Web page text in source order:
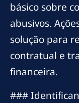
básico sobre
abusivos.
solução para
contratual e
financeira.
###